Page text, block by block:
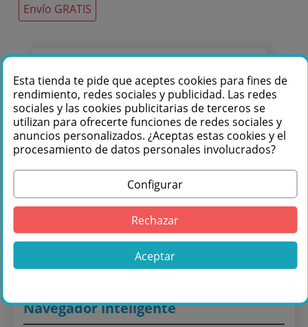
Envío GRATIS
+34 976 36 61 60
Comprar PRO LIGHT FREE ECO PAR 180 en
Másquesonido con envío rápido
Lo encuentras también en: ,Focos Led,FOCOS LED
BATERIA
Navegador inteligente
Esta tienda te pide que aceptes cookies para fines de
rendimiento, redes sociales y publicidad. Las redes
sociales y las cookies publicitarias de terceros se
utilizan para ofrecerte funciones de redes sociales y
anuncios personalizados. ¿Aceptas estas cookies y el
procesamiento de datos personales involucrados?
Configurar
Rechazar
Aceptar